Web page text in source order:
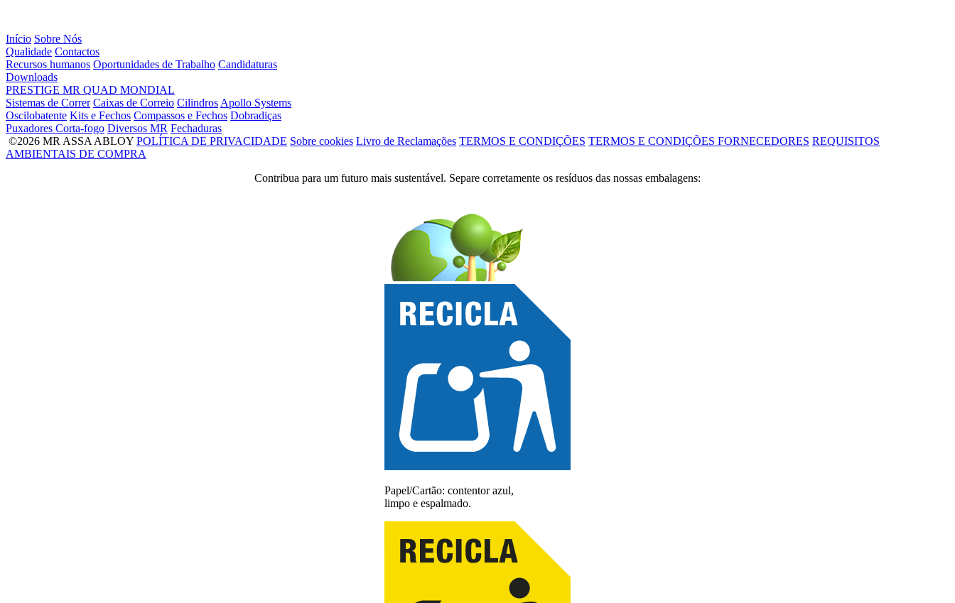
Início Sobre Nós
Qualidade Contactos
Recursos humanos Oportunidades de Trabalho Candidaturas
Downloads
PRESTIGE MR QUAD MONDIAL
Sistemas de Correr Caixas de Correio Cilindros Apollo Systems
Oscilobatente Kits e Fechos Compassos e Fechos Dobradiças
Puxadores Corta-fogo Diversos MR Fechaduras
©2026 MR ASSA ABLOY POLÍTICA DE PRIVACIDADE Sobre cookies Livro de Reclamações TERMOS E CONDIÇÕES TERMOS E CONDIÇÕES FORNECEDORES REQUISITOS
AMBIENTAIS DE COMPRA
Contribua para um futuro mais sustentável. Separe corretamente os resíduos das nossas embalagens:
Papel/Cartão: contentor azul,
limpo e espalmado.